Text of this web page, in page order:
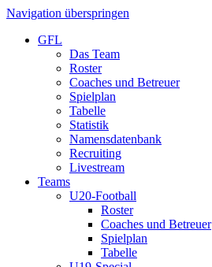
Navigation überspringen
GFL
Das Team
Roster
Coaches und Betreuer
Spielplan
Tabelle
Statistik
Namensdatenbank
Recruiting
Livestream
Teams
U20-Football
Roster
Coaches und Betreuer
Spielplan
Tabelle